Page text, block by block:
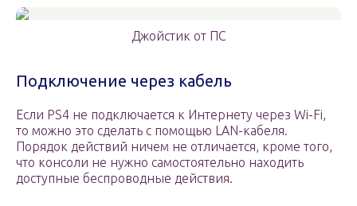
Джойстик от ПС
Подключение через кабель
Если PS4 не подключается к Интернету через Wi-Fi,
то можно это сделать с помощью LAN-кабеля.
Порядок действий ничем не отличается, кроме того,
что консоли не нужно самостоятельно находить
доступные беспроводные действия.